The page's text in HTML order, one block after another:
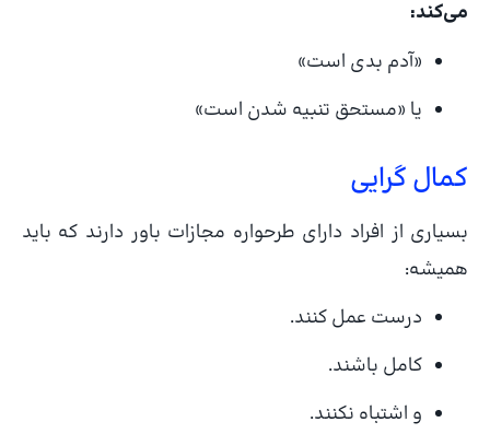
می‌کند:
«آدم بدی است»
یا «مستحق تنبیه شدن است»
کمال‌ گرایی
بسیاری از افراد دارای طرحواره مجازات باور دارند که باید
همیشه:
درست عمل کنند.
کامل باشند.
و اشتباه نکنند.